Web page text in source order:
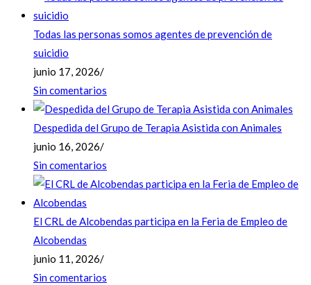
Todas las personas somos agentes de prevención de
suicidio
junio 17, 2026/
Sin comentarios
Despedida del Grupo de Terapia Asistida con Animales
junio 16, 2026/
Sin comentarios
El CRL de Alcobendas participa en la Feria de Empleo de
Alcobendas
junio 11, 2026/
Sin comentarios